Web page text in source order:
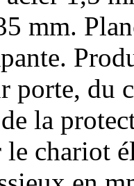
mm.
porte, du
la
le chariot